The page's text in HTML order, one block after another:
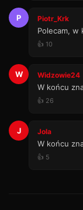
P Piotr_Krk
Polecam, w
👍 10
W Widzowie24
W końcu
👍 26
J Jola
W końcu
👍 5